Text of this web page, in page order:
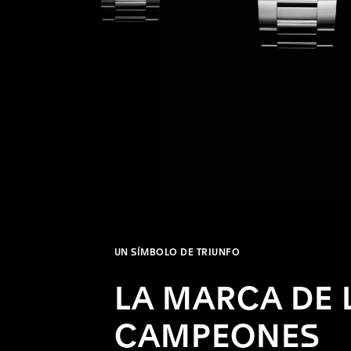
UN SÍMBOLO DE TRIUNFO
LA MARCA DE
CAMPEONES